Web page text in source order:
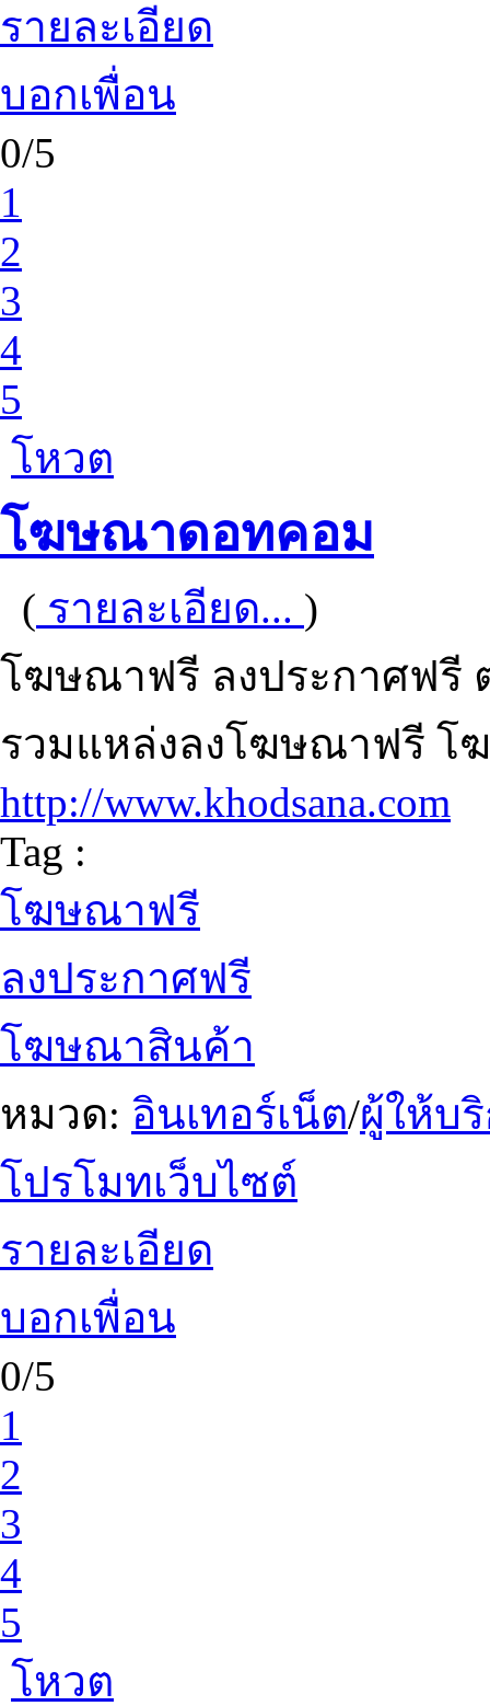
รายละเอียด
บอกเพื่อน
0/5
1
2
3
4
5
โหวต
โฆษณาดอทคอม
( รายละเอียด... )
โฆษณาฟรี ลงประกาศฟรี
รวมแหล่งลงโฆษณาฟรี
http://www.khodsana.com
Tag :
โฆษณาฟรี
ลงประกาศฟรี
โฆษณาสินค้า
หมวด: อินเทอร์เน็ต/ผู้ให้บ
โปรโมทเว็บไซต์
รายละเอียด
บอกเพื่อน
0/5
1
2
3
4
5
โหวต